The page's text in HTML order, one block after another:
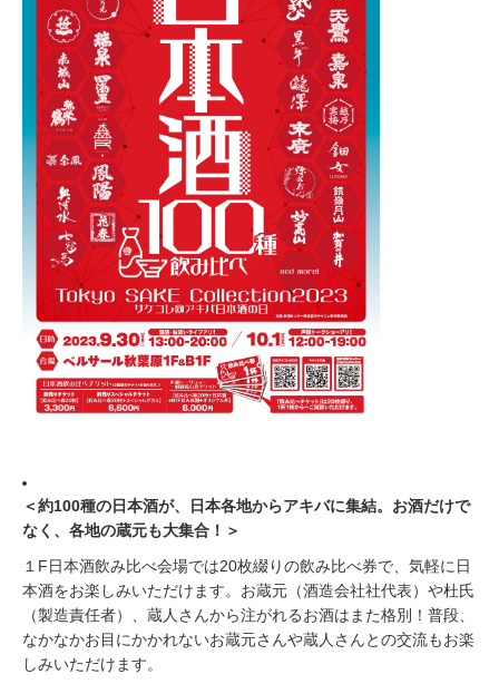
＜約100種の日本酒が、日本各地からアキバに集結。お酒だけで
なく、各地の蔵元も大集合！＞
１F日本酒飲み比べ会場では20枚綴りの飲み比べ券で、気軽に日
本酒をお楽しみいただけます。お蔵元（酒造会社社代表）や杜氏
（製造責任者）、蔵人さんから注がれるお酒はまた格別！普段、
なかなかお目にかかれないお蔵元さんや蔵人さんとの交流もお楽
しみいただけます。